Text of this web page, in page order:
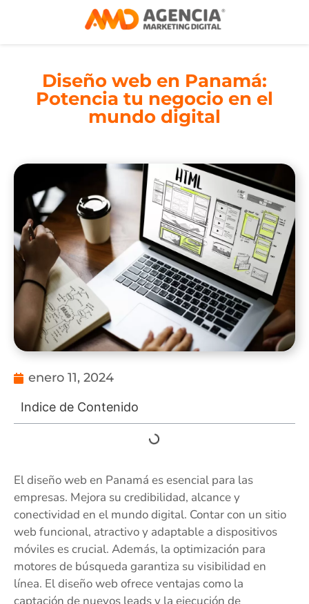
Diseño web en Panamá:
Potencia tu negocio en el
mundo digital
enero 11, 2024
Indice de Contenido
El diseño web en Panamá es esencial para las
empresas. Mejora su credibilidad, alcance y
conectividad en el mundo digital. Contar con un sitio
web funcional, atractivo y adaptable a dispositivos
móviles es crucial. Además, la optimización para
motores de búsqueda garantiza su visibilidad en
línea. El diseño web ofrece ventajas como la